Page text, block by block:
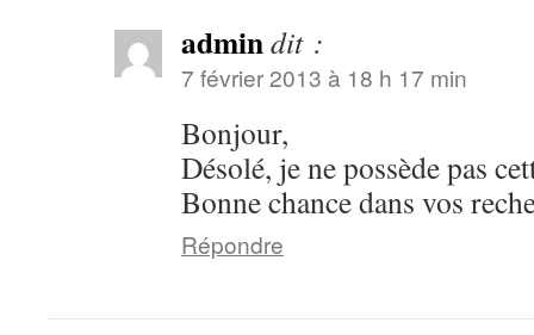
admindit :
7 février 2013 à 18 h 17 min
Bonjour,
Désolé, je ne possède pas
Bonne chance dans vos
Répondre